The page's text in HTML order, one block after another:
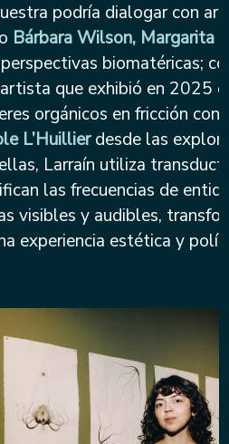
podría dialogar con
Bárbara Wilson, Margarita
biomatéricas;
que exhibió en 2025
orgánicos en fricción con
L’Huillierdesde las
Larraín utiliza
las frecuencias de
visibles y audibles,
experiencia estética y